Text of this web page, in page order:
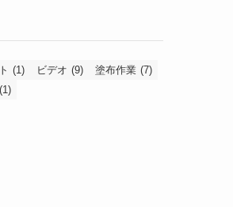
(1) ビデオ (9) 塗布作業 (7)
(1)